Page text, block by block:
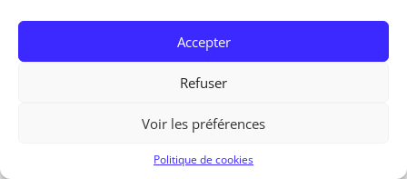
Accepter
Refuser
Voir les préférences
Politique de cookies